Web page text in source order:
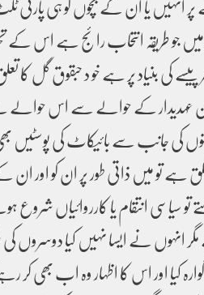
جو طریقہ انتحاب رائج ہے اس کے تحت
پیسے کی بنیاد پر ہے خو د حبقوق گل
عہدیدار کے حوالے سے اس حوالے
کی جانب سے بائیکاٹ کی پوسٹیں
ہے تو میں ذاتی طور پر ان کو اور
تو سیاسی انتقام یا کارروائیاں
انہوں نے ایسا نہیں کیا
کیا اور اس کا اظہار وہ اب بھی
وڈیو
ویڈیوز